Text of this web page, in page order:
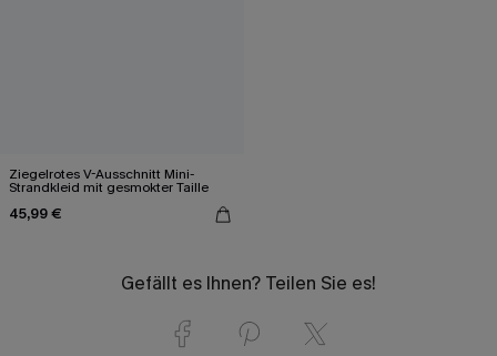
Ziegelrotes V-Ausschnitt Mini-
Strandkleid mit gesmokter Taille
45,99 €
Gefällt es Ihnen? Teilen Sie es!